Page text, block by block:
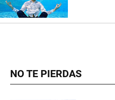
NO TE PIERDAS